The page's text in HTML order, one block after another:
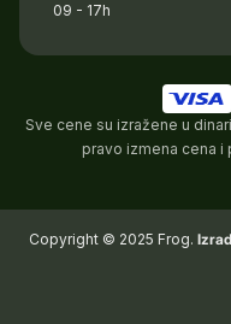
09 - 17h
Sve cene su izražene u
pravo izmena cena
Copyright © 2025 Frog.